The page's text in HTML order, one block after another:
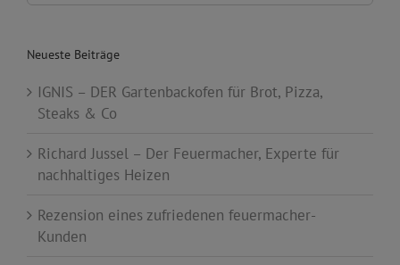
Neueste Beiträge
IGNIS – DER Gartenbackofen für Brot, Pizza,
Steaks & Co
Richard Jussel – Der Feuermacher, Experte für
nachhaltiges Heizen
Rezension eines zufriedenen feuermacher-
Kunden